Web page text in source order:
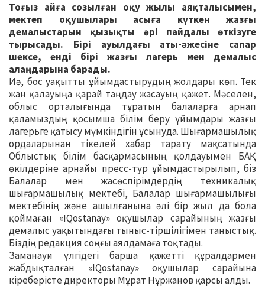
Тоғыз айға созылған оқу жылы аяқталысымен,
мектеп оқушылары асыға күткен жазғы
демалыстарын қызықты әрі пайдалы өткізуге
тырысады. Бірі ауылдағы аты-әжесіне сапар
шексе, енді бірі жазғы лагерь мен демалыс
алаңдарына барады.
Иә, бос уақытты ұйымдастырудың жолдары көп. Тек
жан қалауыңа қарай таңдау жасауың қажет. Мәселен,
облыс орталығында тұратын балаларға арнап
қаламыздың қосымша білім беру ұйымдары жазғы
лагерьге қатысу мүмкіндігін ұсынуда. Шығармашылық
ордаларынан тікелей хабар тарату мақсатында
Облыстық білім басқармасының қолдауымен БАҚ
өкілдеріне арнайы пресс-тур ұйымдастырылып, біз
Балалар мен жасөспірімдердің техникалық
шығармашылық мектебі, Балалар шығармашылығы
мектебінің және ашылғанына әлі бір жыл да бола
қоймаған «IQostanay» оқушылар сарайының жазғы
демалыс уақытындағы тыныс-тіршілігімен таныстық.
Біздің редакция соңғы аялдамаға тоқтады.
Заманауи үлгідегі барша қажетті құралдармен
жабдықталған «IQostanay» оқушылар сарайына
кіреберісте директоры Мұрат Нұржанов қарсы алды.